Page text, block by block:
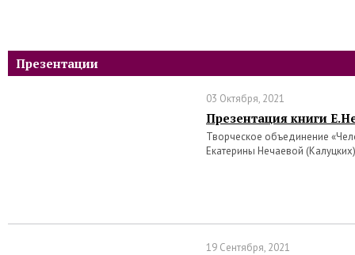
Презентации
03 Октября, 2021
Презентация книги
Творческое объединение
Екатерины Нечаевой
19 Сентября, 2021